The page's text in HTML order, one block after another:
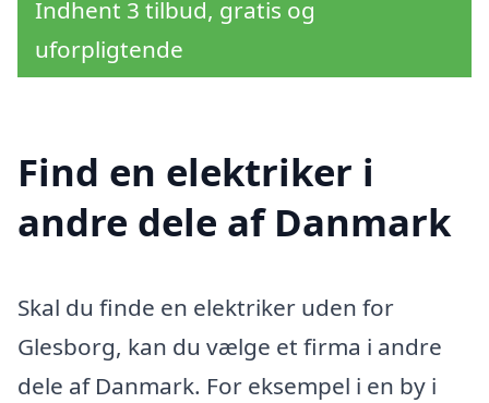
Indhent 3 tilbud, gratis og
uforpligtende
Find en elektriker i
andre dele af Danmark
Skal du finde en elektriker uden for
Glesborg, kan du vælge et firma i andre
dele af Danmark. For eksempel i en by i